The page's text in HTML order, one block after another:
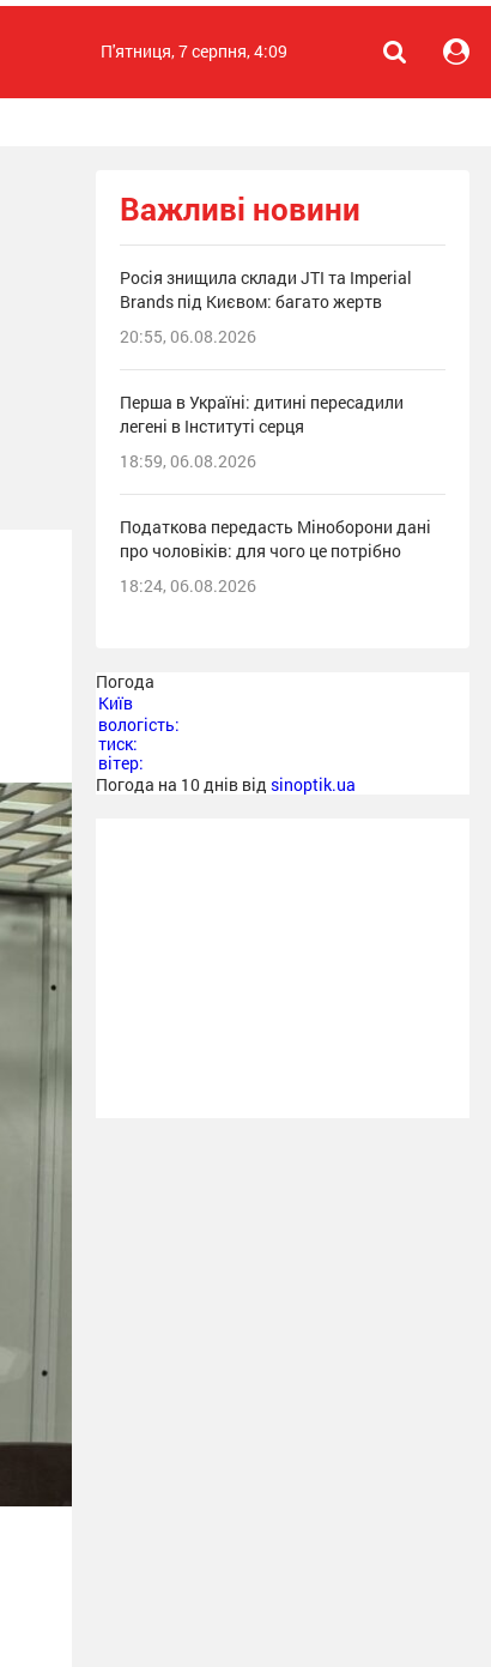
П'ятниця, 7 серпня, 4:09
Важливі новини
Росія знищила склади JTI та Imperial
Brands під Києвом: багато жертв
20:55, 06.08.2026
Перша в Україні: дитині пересадили
легені в Інституті серця
18:59, 06.08.2026
Податкова передасть Міноборони дані
про чоловіків: для чого це потрібно
18:24, 06.08.2026
Погода
Київ
вологість:
тиск:
вітер:
Погода на 10 днів від sinoptik.ua